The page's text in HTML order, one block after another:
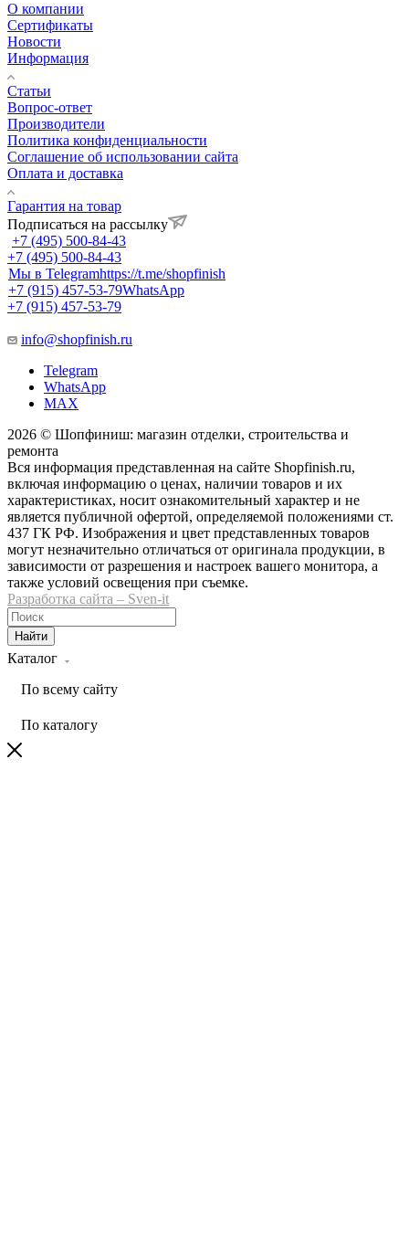
О компании
Сертификаты
Новости
Информация
Статьи
Вопрос-ответ
Производители
Политика конфиденциальности
Соглашение об использовании сайта
Оплата и доставка
Гарантия на товар
Подписаться на рассылку
+7 (495) 500-84-43
+7 (495) 500-84-43
Мы в Telegramhttps://t.me/shopfinish
+7 (915) 457-53-79WhatsApp
+7 (915) 457-53-79
info@shopfinish.ru
Telegram
WhatsApp
MAX
2026 © Шопфиниш: магазин отделки, строительства и
ремонта
Вся информация представленная на сайте Shopfinish.ru,
включая информацию о ценах, наличии товаров и их
характеристиках, носит ознакомительный характер и не
является публичной офертой, определяемой положениями ст.
437 ГК РФ. Изображения и цвет представленных товаров
могут незначительно отличаться от оригинала продукции, в
зависимости от разрешения и настроек вашего монитора, а
также условий освещения при съемке.
Разработка сайта – Sven-it
Найти
Каталог
По всему сайту
По каталогу